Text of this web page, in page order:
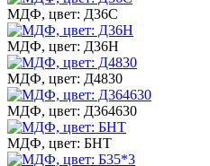
МДФ, цвет: Д36С
МДФ, цвет: Д36Н
МДФ, цвет: Д4830
МДФ, цвет: Д364630
МДФ, цвет: БНТ